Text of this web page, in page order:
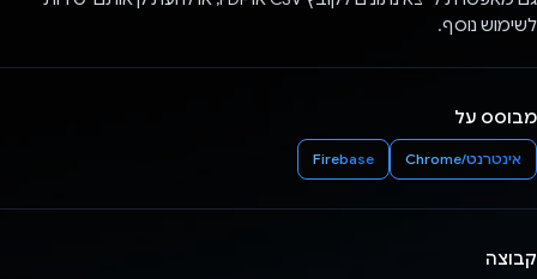
לשימוש נוסף.
מבוסס על
אינטרנט/Chrome Firebase
קבוצה